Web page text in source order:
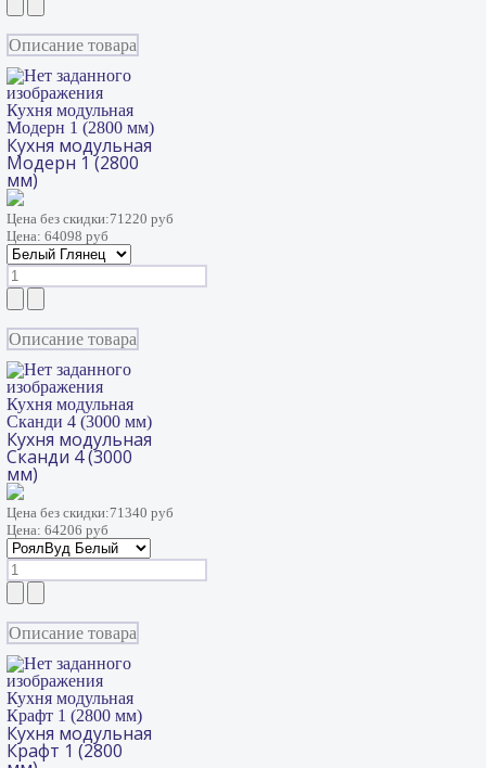
Описание товара
Кухня модульная
Модерн 1 (2800 мм)
Кухня модульная
Модерн 1 (2800
мм)
Цена без скидки:71220 руб
Цена: 64098 руб
Описание товара
Кухня модульная
Сканди 4 (3000 мм)
Кухня модульная
Сканди 4 (3000
мм)
Цена без скидки:71340 руб
Цена: 64206 руб
Описание товара
Кухня модульная
Крафт 1 (2800 мм)
Кухня модульная
Крафт 1 (2800